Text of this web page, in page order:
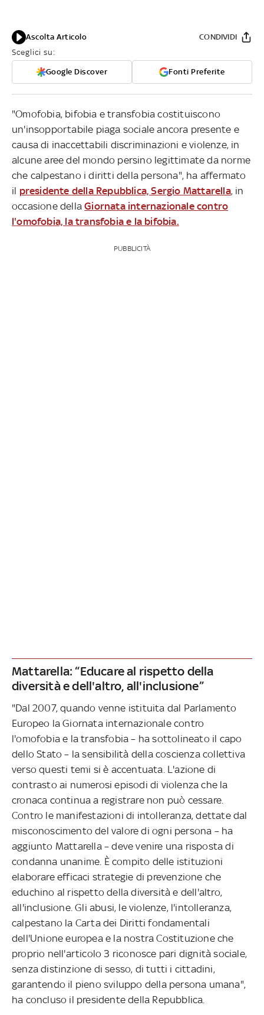
Ascolta Articolo
Sceglici su:
Google Discover Fonti Preferite
CONDIVIDI
"Omofobia, bifobia e transfobia costituiscono
un'insopportabile piaga sociale ancora presente e
causa di inaccettabili discriminazioni e violenze, in
alcune aree del mondo persino legittimate da norme
che calpestano i diritti della persona", ha affermato
il presidente della Repubblica, Sergio Mattarella, in
occasione dellaGiornata internazionale contro
l'omofobia, la transfobia e la bifobia.
PUBBLICITÀ
Mattarella: “Educare al rispetto della
diversità e dell'altro, all'inclusione”
"Dal 2007, quando venne istituita dal Parlamento
Europeo la Giornata internazionale contro
l'omofobia e la transfobia – ha sottolineato il capo
dello Stato – la sensibilità della coscienza collettiva
verso questi temi si è accentuata. L'azione di
contrasto ai numerosi episodi di violenza che la
cronaca continua a registrare non può cessare.
Contro le manifestazioni di intolleranza, dettate dal
misconoscimento del valore di ogni persona – ha
aggiunto Mattarella – deve venire una risposta di
condanna unanime. È compito delle istituzioni
elaborare efficaci strategie di prevenzione che
educhino al rispetto della diversità e dell'altro,
all'inclusione. Gli abusi, le violenze, l'intolleranza,
calpestano la Carta dei Diritti fondamentali
dell'Unione europea e la nostra Costituzione che
proprio nell'articolo 3 riconosce pari dignità sociale,
senza distinzione di sesso, di tutti i cittadini,
garantendo il pieno sviluppo della persona umana",
ha concluso il presidente della Repubblica.